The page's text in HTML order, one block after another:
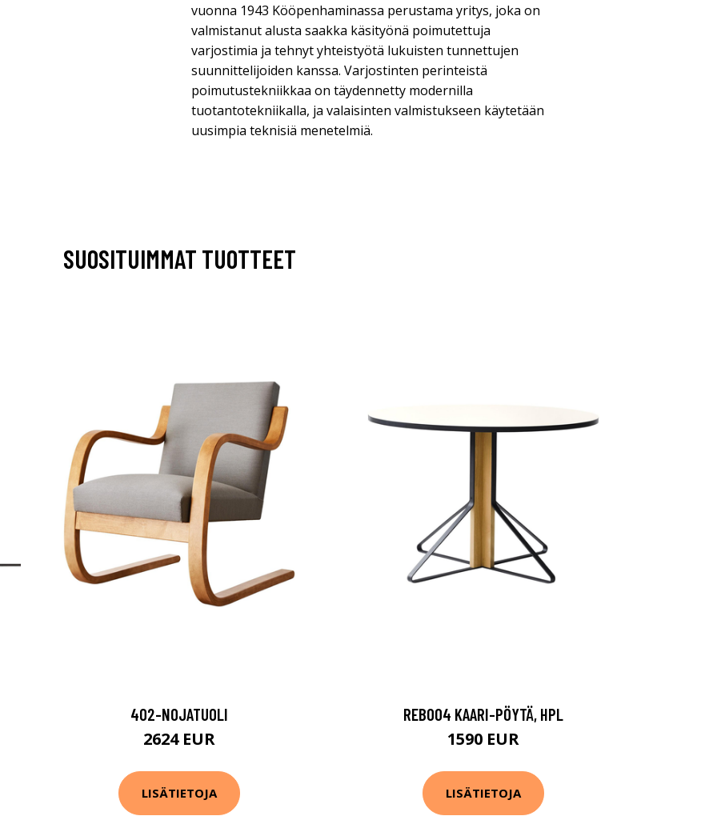
vuonna 1943 Kööpenhaminassa perustama yritys, joka on
valmistanut alusta saakka käsityönä poimutettuja
varjostimia ja tehnyt yhteistyötä lukuisten tunnettujen
suunnittelijoiden kanssa. Varjostinten perinteistä
poimutustekniikkaa on täydennetty modernilla
tuotantotekniikalla, ja valaisinten valmistukseen käytetään
uusimpia teknisiä menetelmiä.
SUOSITUIMMAT TUOTTEET
402-NOJATUOLI
2624 EUR
LISÄTIETOJA
REB004 KAARI-PÖYTÄ, HPL
1590 EUR
LISÄTIETOJA